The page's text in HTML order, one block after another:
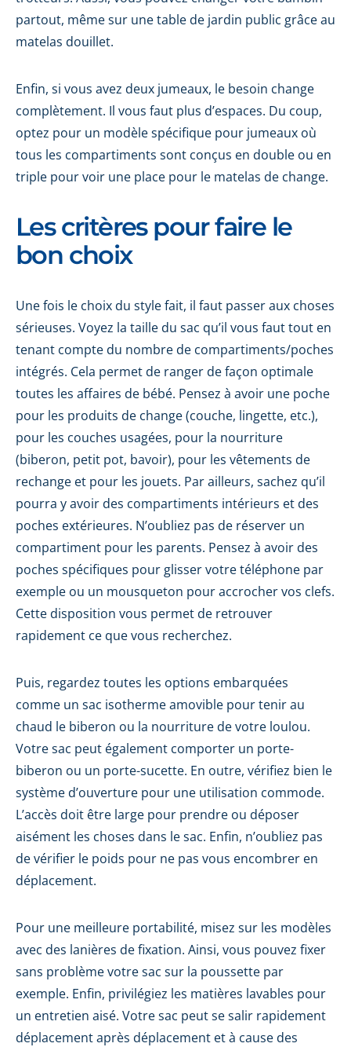
partout, même sur une table de jardin public grâce au
matelas douillet.
Enfin, si vous avez deux jumeaux, le besoin change
complètement. Il vous faut plus d’espaces. Du coup,
optez pour un modèle spécifique pour jumeaux où
tous les compartiments sont conçus en double ou en
triple pour voir une place pour le matelas de change.
Les critères pour faire le
bon choix
Une fois le choix du style fait, il faut passer aux choses
sérieuses. Voyez la taille du sac qu’il vous faut tout en
tenant compte du nombre de compartiments/poches
intégrés. Cela permet de ranger de façon optimale
toutes les affaires de bébé. Pensez à avoir une poche
pour les produits de change (couche, lingette, etc.),
pour les couches usagées, pour la nourriture
(biberon, petit pot, bavoir), pour les vêtements de
rechange et pour les jouets. Par ailleurs, sachez qu’il
pourra y avoir des compartiments intérieurs et des
poches extérieures. N’oubliez pas de réserver un
compartiment pour les parents. Pensez à avoir des
poches spécifiques pour glisser votre téléphone par
exemple ou un mousqueton pour accrocher vos clefs.
Cette disposition vous permet de retrouver
rapidement ce que vous recherchez.
Puis, regardez toutes les options embarquées
comme un sac isotherme amovible pour tenir au
chaud le biberon ou la nourriture de votre loulou.
Votre sac peut également comporter un porte-
biberon ou un porte-sucette. En outre, vérifiez bien le
système d’ouverture pour une utilisation commode.
L’accès doit être large pour prendre ou déposer
aisément les choses dans le sac. Enfin, n’oubliez pas
de vérifier le poids pour ne pas vous encombrer en
déplacement.
Pour une meilleure portabilité, misez sur les modèles
avec des lanières de fixation. Ainsi, vous pouvez fixer
sans problème votre sac sur la poussette par
exemple. Enfin, privilégiez les matières lavables pour
un entretien aisé. Votre sac peut se salir rapidement
déplacement après déplacement et à cause des